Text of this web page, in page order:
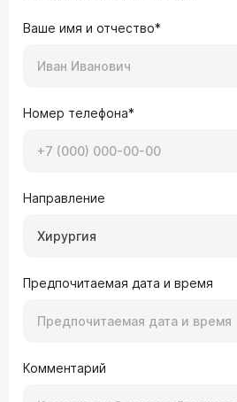
Ваше имя и отчество*
Номер телефона*
Направление
Хирургия
Предпочитаемая дата и время
Комментарий